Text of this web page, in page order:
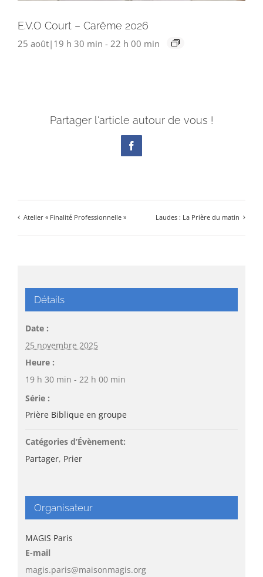
E.V.O Court – Carême 2026
25 août|19 h 30 min - 22 h 00 min
Partager l'article autour de vous !
Facebook
Atelier « Finalité Professionnelle » Laudes : La Prière du matin
Détails
Date :
25 novembre 2025
Heure :
19 h 30 min - 22 h 00 min
Série :
Prière Biblique en groupe
Catégories d’Évènement:
Partager, Prier
Organisateur
MAGIS Paris
E-mail
magis.paris@maisonmagis.org